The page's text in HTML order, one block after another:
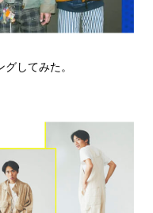
してみた。